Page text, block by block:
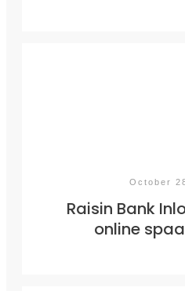
October
Raisin Bank
online